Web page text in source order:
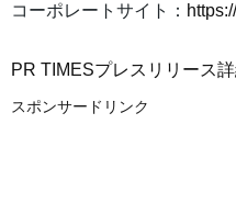
コーポレートサイト：
PR TIMESプレスリリース
スポンサードリンク